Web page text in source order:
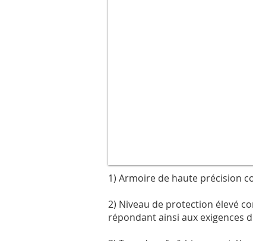
1) Armoire de haute précision
2) Niveau de protection élevé
répondant ainsi aux exigences